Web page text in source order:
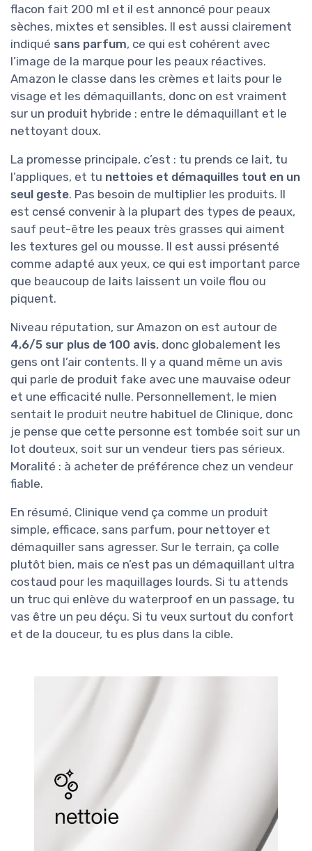
flacon fait 200 ml et il est annoncé pour peaux
sèches, mixtes et sensibles. Il est aussi clairement
indiqué sans parfum, ce qui est cohérent avec
l’image de la marque pour les peaux réactives.
Amazon le classe dans les crèmes et laits pour le
visage et les démaquillants, donc on est vraiment
sur un produit hybride : entre le démaquillant et le
nettoyant doux.
La promesse principale, c’est : tu prends ce lait, tu
l’appliques, et tu nettoies et démaquilles tout en un
seul geste. Pas besoin de multiplier les produits. Il
est censé convenir à la plupart des types de peaux,
sauf peut-être les peaux très grasses qui aiment
les textures gel ou mousse. Il est aussi présenté
comme adapté aux yeux, ce qui est important parce
que beaucoup de laits laissent un voile flou ou
piquent.
Niveau réputation, sur Amazon on est autour de
4,6/5 sur plus de 100 avis, donc globalement les
gens ont l’air contents. Il y a quand même un avis
qui parle de produit fake avec une mauvaise odeur
et une efficacité nulle. Personnellement, le mien
sentait le produit neutre habituel de Clinique, donc
je pense que cette personne est tombée soit sur un
lot douteux, soit sur un vendeur tiers pas sérieux.
Moralité : à acheter de préférence chez un vendeur
fiable.
En résumé, Clinique vend ça comme un produit
simple, efficace, sans parfum, pour nettoyer et
démaquiller sans agresser. Sur le terrain, ça colle
plutôt bien, mais ce n’est pas un démaquillant ultra
costaud pour les maquillages lourds. Si tu attends
un truc qui enlève du waterproof en un passage, tu
vas être un peu déçu. Si tu veux surtout du confort
et de la douceur, tu es plus dans la cible.